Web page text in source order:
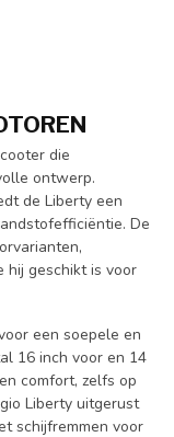
die
ontwerp.
de Liberty een
De
hij geschikt is voor
een soepele en
16 inch voor en 14
comfort, zelfs op
Liberty uitgerust
schijfremmen voor